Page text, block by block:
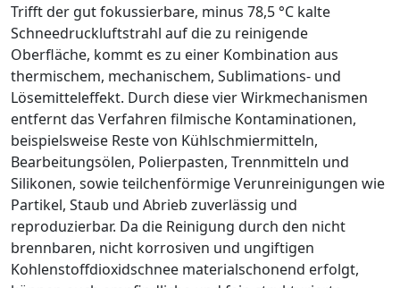
Trifft der gut fokussierbare, minus 78,5 °C kalte
Schneedruckluftstrahl auf die zu reinigende
Oberfläche, kommt es zu einer Kombination aus
thermischem, mechanischem, Sublimations- und
Lösemitteleffekt. Durch diese vier Wirkmechanismen
entfernt das Verfahren filmische Kontaminationen,
beispielsweise Reste von Kühlschmiermitteln,
Bearbeitungsölen, Polierpasten, Trennmitteln und
Silikonen, sowie teilchenförmige Verunreinigungen wie
Partikel, Staub und Abrieb zuverlässig und
reproduzierbar. Da die Reinigung durch den nicht
brennbaren, nicht korrosiven und ungiftigen
Kohlenstoff­dioxidschnee materialschonend erfolgt,